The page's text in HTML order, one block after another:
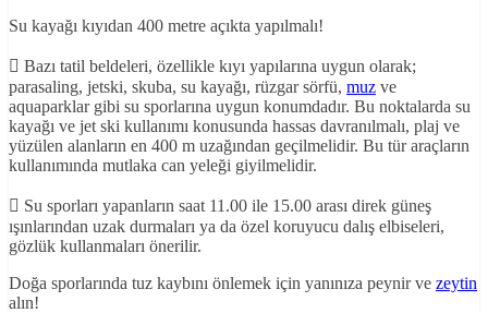
Su kayağı kıyıdan 400 metre açıkta yapılmalı!
 Bazı tatil beldeleri, özellikle kıyı yapılarına uygun olarak;
parasaling, jetski, skuba, su kayağı, rüzgar sörfü, muz ve
aquaparklar gibi su sporlarına uygun konumdadır. Bu noktalarda su
kayağı ve jet ski kullanımı konusunda hassas davranılmalı, plaj ve
yüzülen alanların en 400 m uzağından geçilmelidir. Bu tür araçların
kullanımında mutlaka can yeleği giyilmelidir.
 Su sporları yapanların saat 11.00 ile 15.00 arası direk güneş
ışınlarından uzak durmaları ya da özel koruyucu dalış elbiseleri,
gözlük kullanmaları önerilir.
Doğa sporlarında tuz kaybını önlemek için yanınıza peynir ve zeytin
alın!